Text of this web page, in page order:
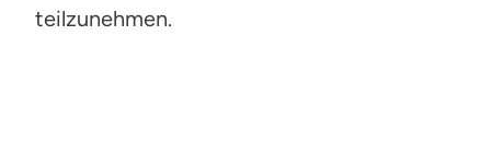
teilzunehmen.